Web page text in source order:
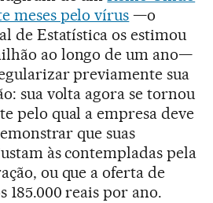
meses pelo vírus —o
de Estatística os estimou
ao longo de um ano—
previamente sua
sua volta agora se tornou
pelo qual a empresa deve
que suas
às contempladas pela
ou que a oferta de
185.000 reais por ano.